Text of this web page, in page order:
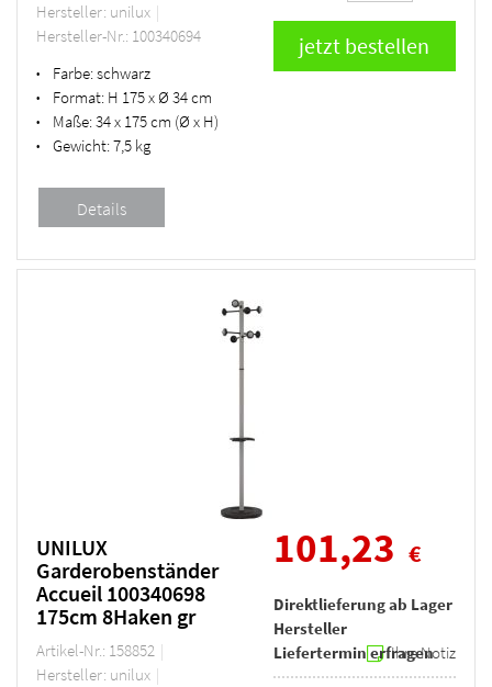
Hersteller: unilux
Hersteller-Nr.: 100340694
• Farbe:schwarz
• Format: H 175 x Ø 34 cm
• Maße:34 x 175 cm (Ø x H)
• Gewicht:7,5 kg
UNILUX
Garderobenständer
Accueil 100340698
175cm 8Haken gr
Artikel-Nr.: 158852
Hersteller: unilux
101,23 €
Direktlieferung ab Lager
Hersteller
Liefertermin erfragen
Ihre Notiz